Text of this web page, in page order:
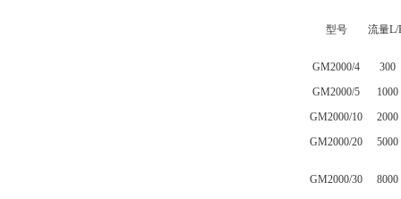
型号 流量L/
GM2000/4
300
GM2000/5
1000
GM2000/10
2000
GM2000/20
5000
GM2000/30 8000